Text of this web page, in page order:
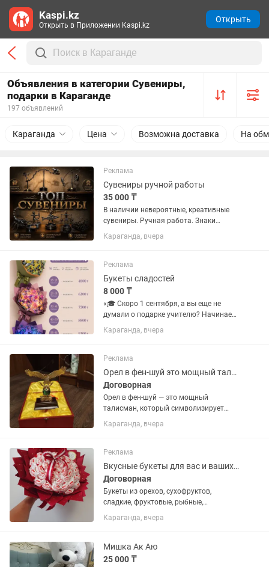
Объявления в категории Сувениры,
подарки в Караганде
197 объявлений
Караганда Цена Возможна доставка На
Реклама
Сувениры ручной работы
35 000 ₸
В наличии невероятные, креативные
сувениры. Ручная работа. Знаки
Зодиака, Рыбаки неваляшки и другие
эксклюзивчики ручной работы.
весь ассортимент.
Караганда, вчера
Реклама
Букеты сладостей
8 000 ₸
«🎓 Скоро 1 сентября, а вы еще не
думали о подарке учителю? Начинаем
прием заказов на букеты ручной
работы с конфетами Raffaello! ✨
Выглядит стильно и воздушно Не
завянет и...
Караганда, вчера
Реклама
Орел в фен-шуй это мощный талисман, который символизирует силу
Договорная
Орел в фен-шуй — это мощный
талисман, который символизирует
силу, карьерный рост и победу. Он
помогает достигать целей, защищает
Не звоните а пишите пожалуйста
Караганда, вчера
Реклама
Вкусные букеты для вас и ваших близких
Договорная
Букеты из орехов, сухофруктов,
сладкие, фруктовые, рыбные,
колбасные
Караганда, вчера
Мишка Ак Аю
25 000 ₸
Kaspi.kz
Открыть в Приложении Kaspi.kz
Открыть